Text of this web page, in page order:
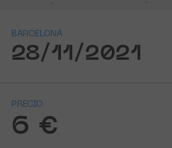
BARCELONA
28/11/2021
PRECIO
6 €